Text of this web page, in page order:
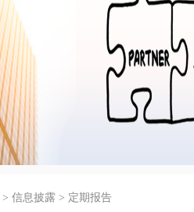
> 信息披露 > 定期报告